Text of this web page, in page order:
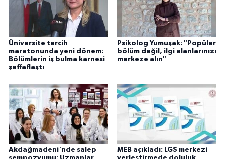
Üniversite tercih
maratonunda yeni dönem:
Bölümlerin iş bulma karnesi
şeffaflaştı
Psikolog Yumuşak: "Popüler
bölüm değil, ilgi alanlarınızı
merkeze alın"
Akdağmadeni'nde salep
MEB açıkladı: LGS merkezi